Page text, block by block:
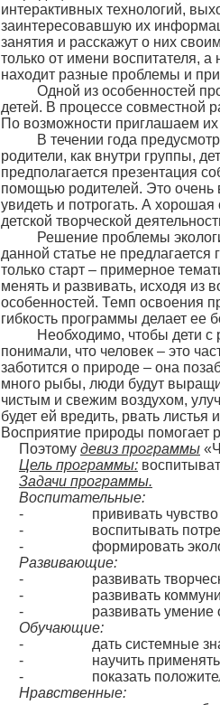
интерактивных технологий,
заинтересовавшую их
занятия и расскажут о них
только от имени воспитателя,
находит разные проблемы и
Одной из особенностей
детей. В процессе совместной
По возможности приглашаем
В течении года
родители, как внутри группы,
предполагается презентация
помощью родителей. Это очень
увидеть и потрогать. А
детской творческой
Решение проблемы
данной статье не
только старт – примерное
менять и развивать, исходя из
особенностей. Темп освоения
гибкость программы делает ее
Необходимо, чтобы дети с
понимали, что человек – это
заботится о природе – она
много рыбы, люди будут
чистым и свежим воздухом,
будет ей вредить, рвать
Восприятие природы помогает
Поэтому девиз программы
Цель программы:
Задачи программы.
Воспитательные:
- прививать чувство
- воспитывать
- формировать
Развивающие:
- развивать творческие
- развивать
- развивать умение
Обучающие:
- дать системные
- научить применять на
- показать
Нравственные: